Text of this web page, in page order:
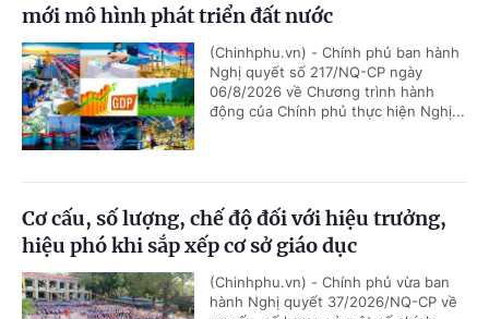
mới mô hình phát triển đất nước
(Chinhphu.vn) - Chính phủ ban hành
Nghị quyết số 217/NQ-CP ngày
06/8/2026 về Chương trình hành
động của Chính phủ thực hiện Nghị...
Cơ cấu, số lượng, chế độ đối với hiệu trưởng,
hiệu phó khi sắp xếp cơ sở giáo dục
(Chinhphu.vn) - Chính phủ vừa ban
hành Nghị quyết 37/2026/NQ-CP về